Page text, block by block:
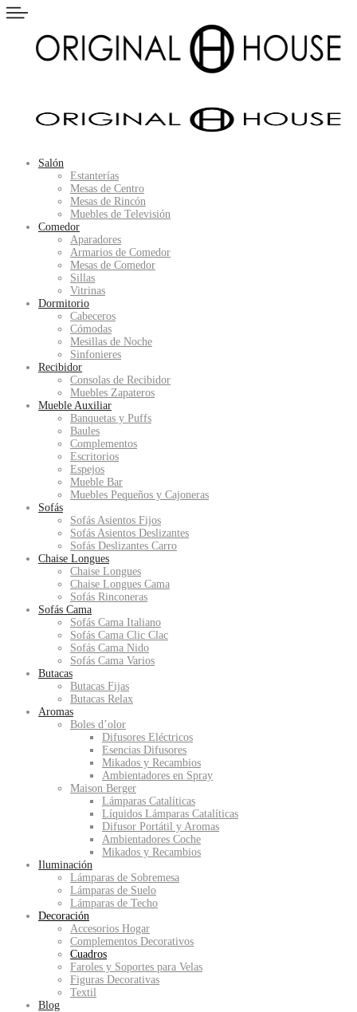
Salón
Estanterías
Mesas de Centro
Mesas de Rincón
Muebles de Televisión
Comedor
Aparadores
Armarios de Comedor
Mesas de Comedor
Sillas
Vitrinas
Dormitorio
Cabeceros
Cómodas
Mesillas de Noche
Sinfonieres
Recibidor
Consolas de Recibidor
Muebles Zapateros
Mueble Auxiliar
Banquetas y Puffs
Baules
Complementos
Escritorios
Espejos
Mueble Bar
Muebles Pequeños y Cajoneras
Sofás
Sofás Asientos Fijos
Sofás Asientos Deslizantes
Sofás Deslizantes Carro
Chaise Longues
Chaise Longues
Chaise Longues Cama
Sofás Rinconeras
Sofás Cama
Sofás Cama Italiano
Sofás Cama Clic Clac
Sofás Cama Nido
Sofás Cama Varios
Butacas
Butacas Fijas
Butacas Relax
Aromas
Boles d’olor
Difusores Eléctricos
Esencias Difusores
Mikados y Recambios
Ambientadores en Spray
Maison Berger
Lámparas Catalíticas
Líquidos Lámparas Catalíticas
Difusor Portátil y Aromas
Ambientadores Coche
Mikados y Recambios
Iluminación
Lámparas de Sobremesa
Lámparas de Suelo
Lámparas de Techo
Decoración
Accesorios Hogar
Complementos Decorativos
Cuadros
Faroles y Soportes para Velas
Figuras Decorativas
Textil
Blog